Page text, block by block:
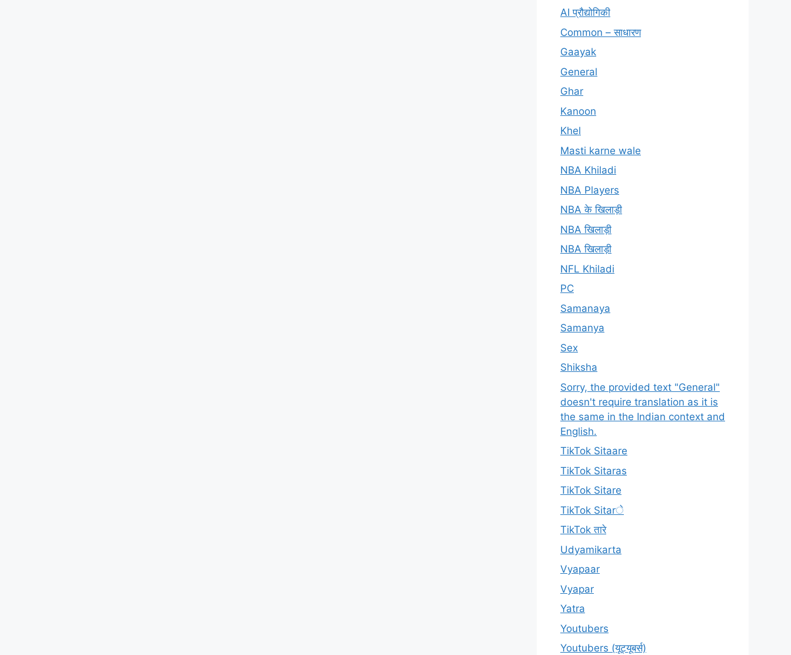
AI प्रौद्योगिकी
Common – साधारण
Gaayak
General
Ghar
Kanoon
Khel
Masti karne wale
NBA Khiladi
NBA Players
NBA के खिलाड़ी
NBA खिलाड़ी
NBA खिलाड़ी
NFL Khiladi
PC
Samanaya
Samanya
Sex
Shiksha
Sorry, the provided text "General"
doesn't require translation as it is
the same in the Indian context and
English.
TikTok Sitaare
TikTok Sitaras
TikTok Sitare
TikTok Sitarे
TikTok तारे
Udyamikarta
Vyapaar
Vyapar
Yatra
Youtubers
Youtubers (यूट्यूबर्स)